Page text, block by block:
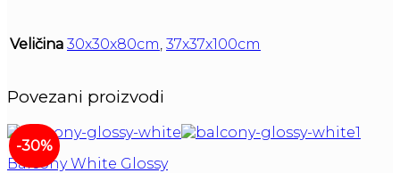
Veličina 30x30x80cm, 37x37x100cm
Povezani proizvodi
-30%
Balcony White Glossy